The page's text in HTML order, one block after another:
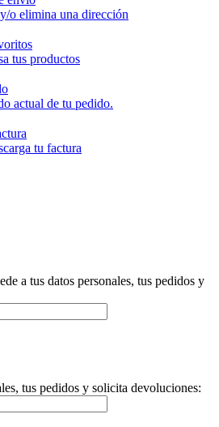
o elimina una dirección
tus productos
actual de tu pedido.
tu factura
a tus datos personales, tus pedidos y
tus pedidos y solicita devoluciones: